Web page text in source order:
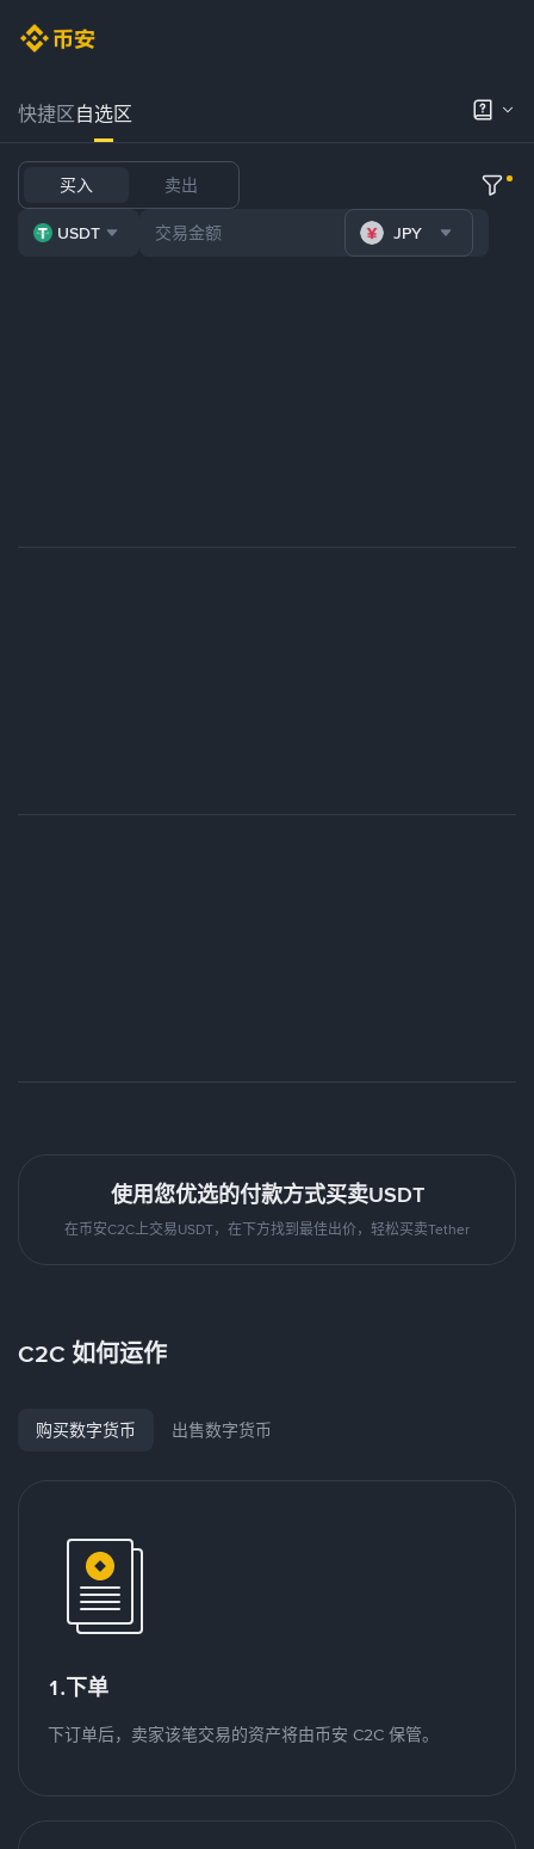
快捷区自选区
买入 卖出
USDT JPY
使用您优选的付款方式买卖USDT
在币安C2C上交易USDT，在下方找到最佳出价，轻松买卖Tether
C2C 如何运作
购买数字货币 出售数字货币
1.下单
下订单后，卖家该笔交易的资产将由币安 C2C 保管。